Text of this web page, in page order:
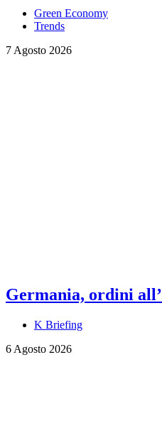
Green Economy
Trends
7 Agosto 2026
Germania, ordini
K Briefing
6 Agosto 2026